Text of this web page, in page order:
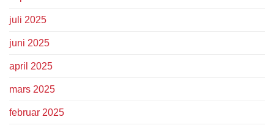
juli 2025
juni 2025
april 2025
mars 2025
februar 2025